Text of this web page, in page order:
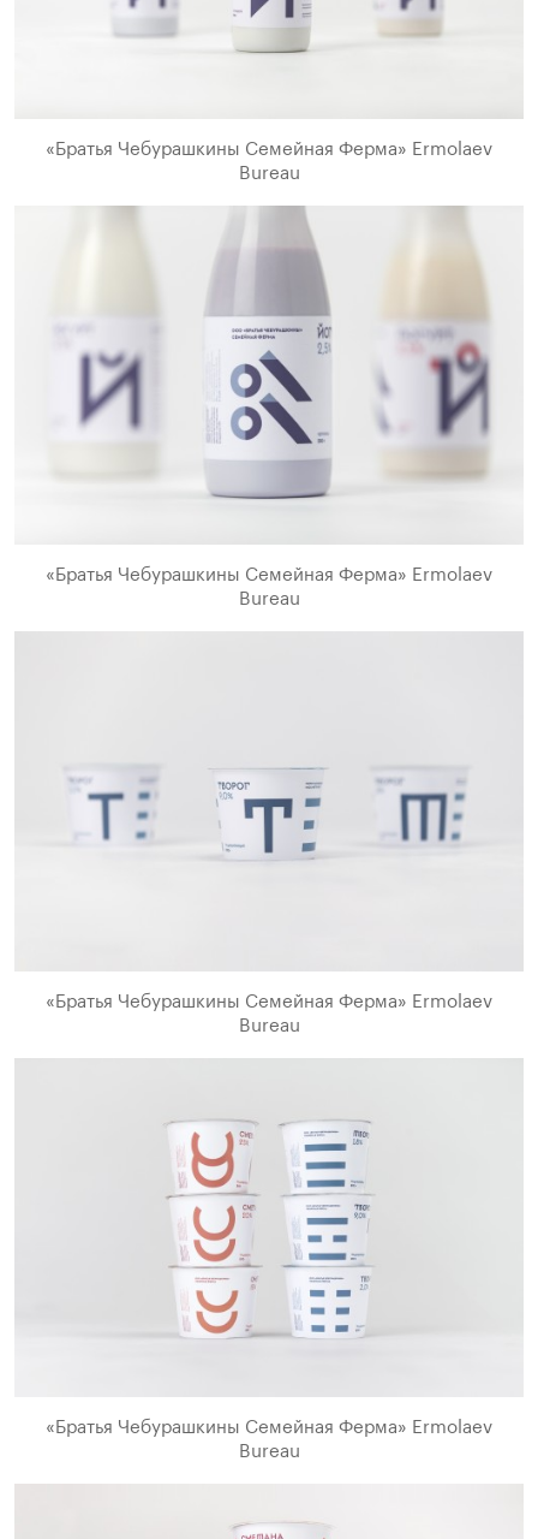
«Братья Чебурашкины Семейная Ферма» Ermolaev
Bureau
«Братья Чебурашкины Семейная Ферма» Ermolaev
Bureau
«Братья Чебурашкины Семейная Ферма» Ermolaev
Bureau
«Братья Чебурашкины Семейная Ферма» Ermolaev
Bureau